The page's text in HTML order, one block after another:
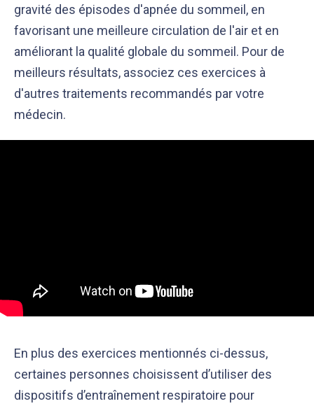
gravité des épisodes d'apnée du sommeil, en
favorisant une meilleure circulation de l'air et en
améliorant la qualité globale du sommeil. Pour de
meilleurs résultats, associez ces exercices à
d'autres traitements recommandés par votre
médecin.
En plus des exercices mentionnés ci-dessus,
certaines personnes choisissent d’utiliser des
dispositifs d’entraînement respiratoire pour